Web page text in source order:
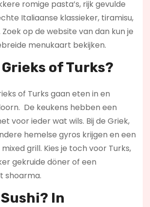
romige pasta’s, rijk gevulde
Italiaanse klassieker, tiramisu,
op de website van dan kun je
menukaart bekijken.
of Turks?
of Turks gaan eten in en
De keukens hebben een
voor ieder wat wils. Bij de Griek,
hemelse gyros krijgen en een
grill. Kies je toch voor Turks,
gekruide döner of een
shoarma.
In